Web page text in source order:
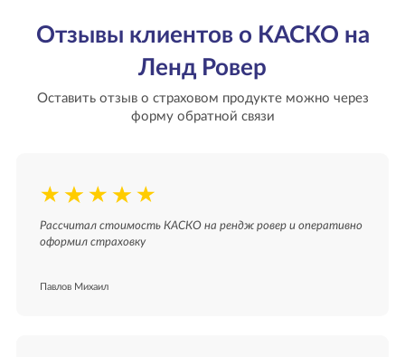
Отзывы клиентов о КАСКО на
Ленд Ровер
Оставить отзыв о страховом продукте можно через
форму обратной связи
Рассчитал стоимость КАСКО на рендж ровер и оперативно
оформил страховку
Павлов Михаил